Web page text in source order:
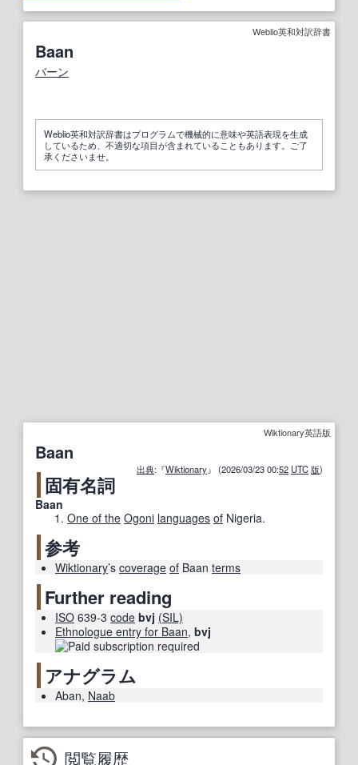
Weblio英和対訳辞書
Baan
バーン
Weblio英和対訳辞書はプログラムで機械的に意味や英語表現を生成
しているため、不適切な項目が含まれていることもあります。ご了
承くださいませ。
Wiktionary英語版
Baan
出典:『Wiktionary』 (2026/03/23 00:52 UTC 版)
固有名詞
Baan
One of the Ogoni languages of Nigeria.
参考
Wiktionary’s coverage of Baan terms
Further reading
ISO 639-3 code bvj (SIL)
Ethnologue entry for Baan, bvj
アナグラム
Aban, Naab
閲覧履歴